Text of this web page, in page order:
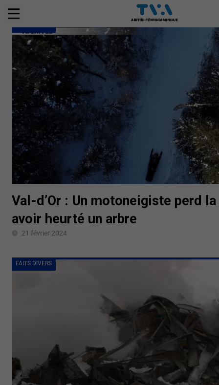
Val-d’Or : Un motoneigiste perd
avoir heurté un arbre
21 février 2024
FAITS DIVERS